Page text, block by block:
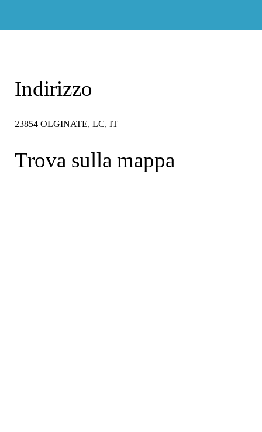
Indirizzo
23854 OLGINATE, LC, IT
Trova sulla mappa